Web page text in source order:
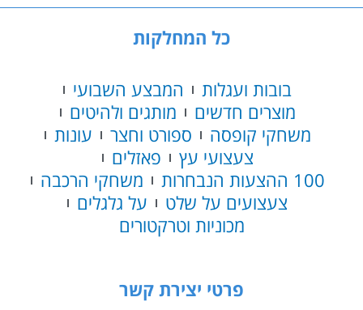
Play-
כל המחלקות
בובות ועגלות
המבצע השבועי
מוצרים חדשים
מותגים ולהיטים
משחקי קופסה
ספורט וחצר
עונות
צעצועי עץ
פאזלים
100 ההצעות הנבחרות
משחקי הרכבה
צעצועים על שלט
על גלגלים
מכוניות וטרקטורים
פרטי יצירת קשר